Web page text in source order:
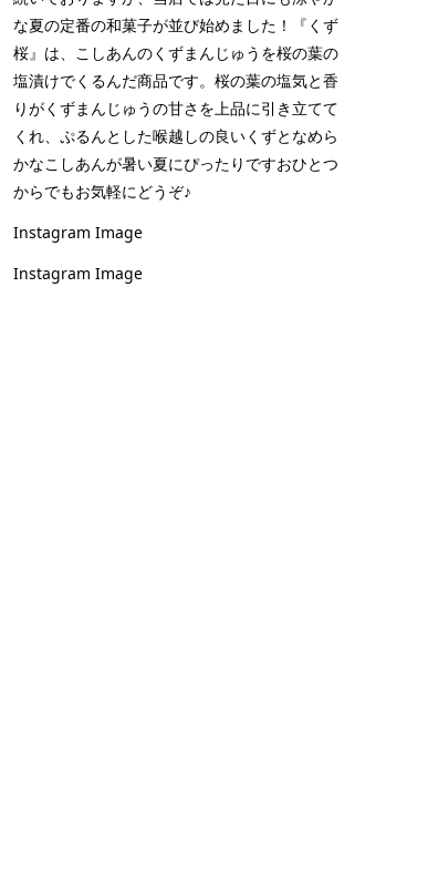
な夏の定番の和菓子が並び始めました！『くず
桜』は、こしあんのくずまんじゅうを桜の葉の
塩漬けでくるんだ商品です。桜の葉の塩気と香
りがくずまんじゅうの甘さを上品に引き立てて
くれ、ぷるんとした喉越しの良いくずとなめら
かなこしあんが暑い夏にぴったりですおひとつ
からでもお気軽にどうぞ♪
Instagram Image
Instagram Image